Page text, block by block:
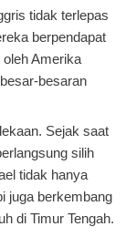
tidak terlepas
berpendapat
Amerika
besaran
Sejak saat
silih
tidak hanya
juga berkembang
di Timur Tengah.